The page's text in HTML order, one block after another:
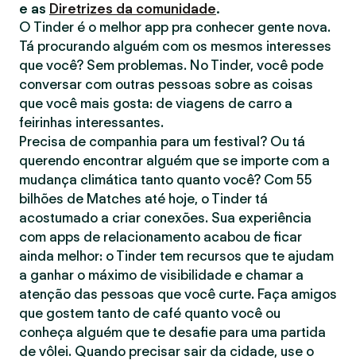
e as Diretrizes da comunidade.
O Tinder é o melhor app pra conhecer gente nova.
Tá procurando alguém com os mesmos interesses
que você? Sem problemas. No Tinder, você pode
conversar com outras pessoas sobre as coisas
que você mais gosta: de viagens de carro a
feirinhas interessantes.
Precisa de companhia para um festival? Ou tá
querendo encontrar alguém que se importe com a
mudança climática tanto quanto você? Com 55
bilhões de Matches até hoje, o Tinder tá
acostumado a criar conexões. Sua experiência
com apps de relacionamento acabou de ficar
ainda melhor: o Tinder tem recursos que te ajudam
a ganhar o máximo de visibilidade e chamar a
atenção das pessoas que você curte. Faça amigos
que gostem tanto de café quanto você ou
conheça alguém que te desafie para uma partida
de vôlei. Quando precisar sair da cidade, use o